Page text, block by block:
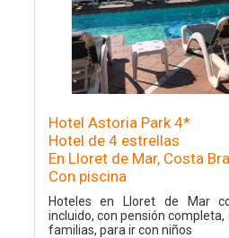
Hotel Astoria Park 4*
Hotel de 4 estrellas
En Lloret de Mar, Costa
Con piscina
Hoteles en Lloret de Mar
incluido, con pensión completa,
familias, para ir con niños